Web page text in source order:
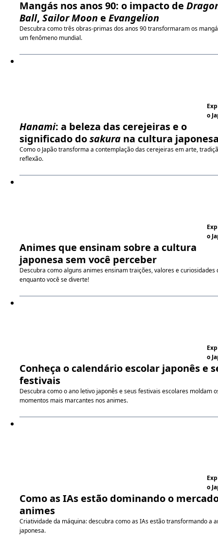
Mangás nos anos 90: o impacto de
Ball, Sailor Moon e Evangelion
Descubra como três obras-primas dos anos 90 transformaram os
um fenômeno mundial.
o
Hanami: a beleza das cerejeiras e o
significado dosakura na cultura
Como o Japão transforma a contemplação das cerejeiras em arte,
reflexão.
o
Animes que ensinam sobre a cultura
japonesa sem você perceber
Descubra como alguns animes ensinam traições, valores e curiosidades
enquanto você se diverte!
o
Conheça o calendário escolar japonês e
festivais
Descubra como o ano letivo japonês e seus festivais escolares moldam
momentos mais marcantes nos animes.
o
Como as IAs estão dominando o
animes
Criatividade da máquina: descubra como as IAs estão transformando a
japonesa.